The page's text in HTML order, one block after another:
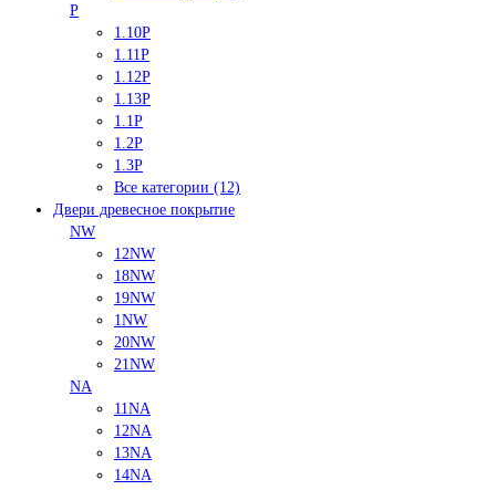
P
1.10P
1.11P
1.12P
1.13P
1.1P
1.2P
1.3P
Все категории (12)
Двери древесное покрытие
NW
12NW
18NW
19NW
1NW
20NW
21NW
NA
11NA
12NA
13NA
14NA